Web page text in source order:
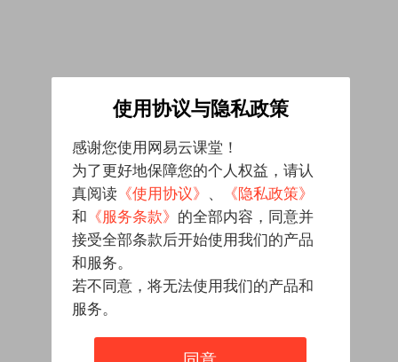
使用协议与隐私政策
感谢您使用网易云课堂！
为了更好地保障您的个人权益，请认
真阅读 《使用协议》 、
《隐私政策》
和 《服务条款》 的全部内容，同意并
接受全部条款后开始使用我们的产品
和服务。
若不同意，将无法使用我们的产品和
服务。